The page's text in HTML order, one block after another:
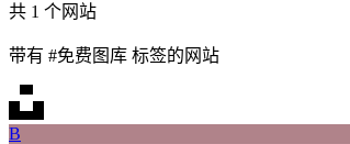
共 1 个网站
带有 #免费图库 标签的网站
B